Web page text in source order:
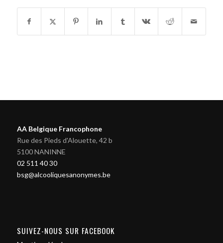
AA Belgique Francophone
Rue des Pieds d'Alouette, 42 b
5100 NANINNE
02 511 40 30
bsg@alcooliquesanonymes.be
SUIVEZ-NOUS SUR FACEBOOK